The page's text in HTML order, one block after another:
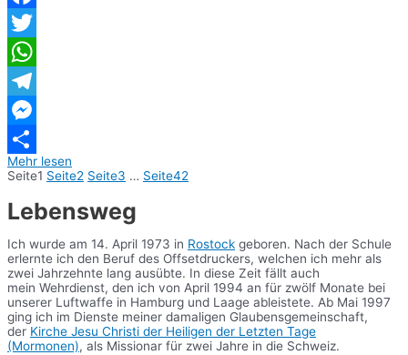
Facebook
Twitter
WhatsApp
Telegram
Messenger
Teilen
Mehr lesen
Seite1 Seite2 Seite3 … Seite42
Lebensweg
Ich wurde am 14. April 1973 in Rostock geboren. Nach der Schule
erlernte ich den Beruf des Offsetdruckers, welchen ich mehr als
zwei Jahrzehnte lang ausübte. In diese Zeit fällt auch
mein Wehrdienst, den ich von April 1994 an für zwölf Monate bei
unserer Luftwaffe in Hamburg und Laage ableistete. Ab Mai 1997
ging ich im Dienste meiner damaligen Glaubensgemeinschaft,
der Kirche Jesu Christi der Heiligen der Letzten Tage
(Mormonen), als Missionar für zwei Jahre in die Schweiz.